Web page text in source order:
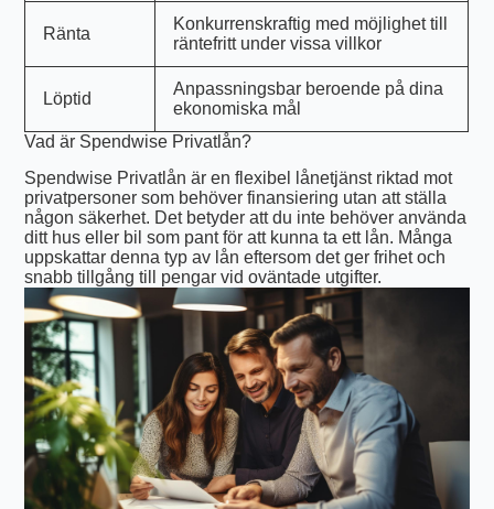
Ränta
Konkurrenskraftig med möjlighet till
räntefritt under vissa villkor
Löptid
Anpassningsbar beroende på dina
ekonomiska mål
Vad är Spendwise Privatlån?
Spendwise Privatlån är en flexibel lånetjänst riktad mot
privatpersoner som behöver finansiering utan att ställa
någon säkerhet. Det betyder att du inte behöver använda
ditt hus eller bil som pant för att kunna ta ett lån. Många
uppskattar denna typ av lån eftersom det ger frihet och
snabb tillgång till pengar vid oväntade utgifter.